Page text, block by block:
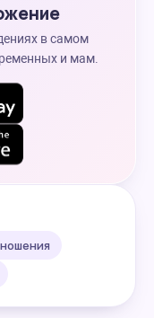
в самом
и мам.